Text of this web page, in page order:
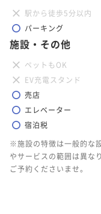
駅から徒歩5分以内
パーキング
施設・その他
ペットもOK
EV充電スタンド
売店
エレベーター
宿泊税
※施設の特徴は一般的な
やサービスの範囲は異な
ご予約くださいませ。